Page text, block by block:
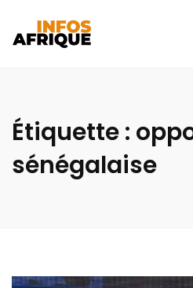
Étiquette :
sénégalaise